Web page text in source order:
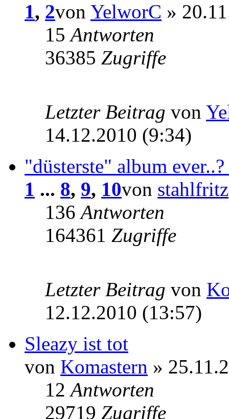
1, 2von YelworC »
15Antworten
36385 Zugriffe
Letzter Beitrag von
14.12.2010 (9:34)
"düsterste" album
1 ... 8, 9, 10von stahlfritz
136Antworten
164361 Zugriffe
Letzter Beitrag von
12.12.2010 (13:57)
Sleazy ist tot
von Komastern »
12Antworten
29719 Zugriffe